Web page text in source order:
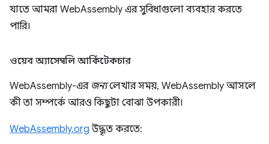
যাতে আমরা WebAssembly এর সুবিধাগুলো ব্যবহার করতে
পারি।
ওয়েব অ্যাসেম্বলি আর্কিটেকচার
WebAssembly-এর জন্যলেখার সময়, WebAssembly আসলে
কী তা সম্পর্কে আরও কিছুটা বোঝা উপকারী।
WebAssembly.org উদ্ধৃত করতে: